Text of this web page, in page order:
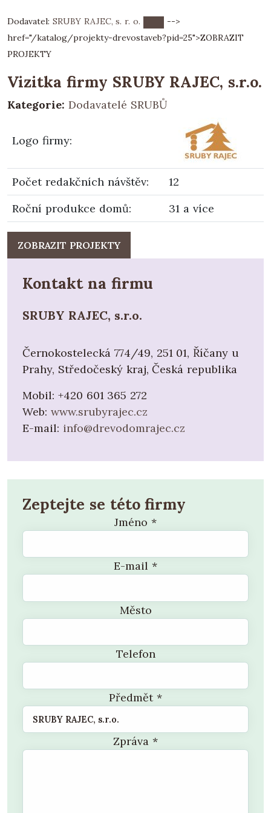
Dodavatel: SRUBY RAJEC, s. r. o.
-->
href="/katalog/projekty-drevostaveb?pid=25">ZOBRAZIT
PROJEKTY
Vizitka firmy SRUBY RAJEC, s.r.o.
Kategorie: Dodavatelé SRUBŮ
Logo firmy:
Počet redakčních návštěv:
12
Roční produkce domů: 31 a více
ZOBRAZIT PROJEKTY
Kontakt na firmu
SRUBY RAJEC, s.r.o.
Černokostelecká 774/49, 251 01, Říčany u
Prahy, Středočeský kraj, Česká republika
Mobil: +420 601 365 272
Web: www.srubyrajec.cz
E-mail: info@drevodomrajec.cz
Zeptejte se této firmy
Jméno *
E-mail *
Město
Telefon
Předmět*
Zpráva *